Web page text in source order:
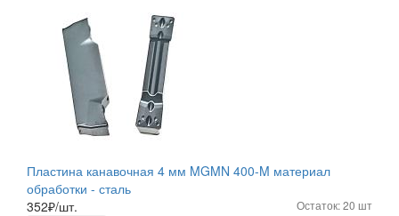
Пластина канавочная 4 мм MGMN 400-M материал
обработки - сталь
352₽/шт. Остаток: 20 шт